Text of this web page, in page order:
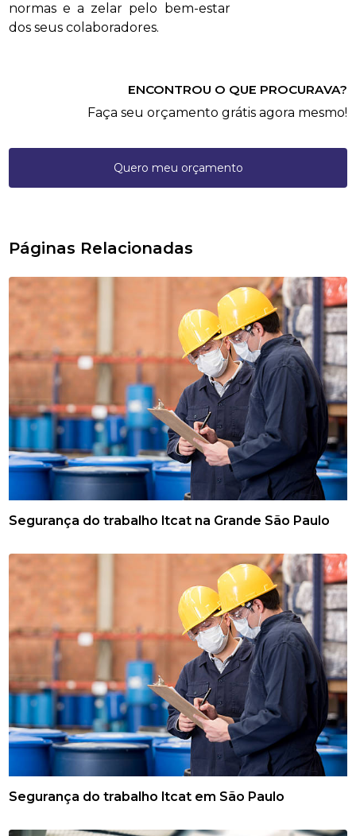
normas e a zelar pelo bem-estar
dos seus colaboradores.
ENCONTROU O QUE PROCURAVA?
Faça seu orçamento grátis agora mesmo!
Quero meu orçamento
Páginas Relacionadas
Segurança do trabalho ltcat na Grande São Paulo
Segurança do trabalho ltcat em São Paulo